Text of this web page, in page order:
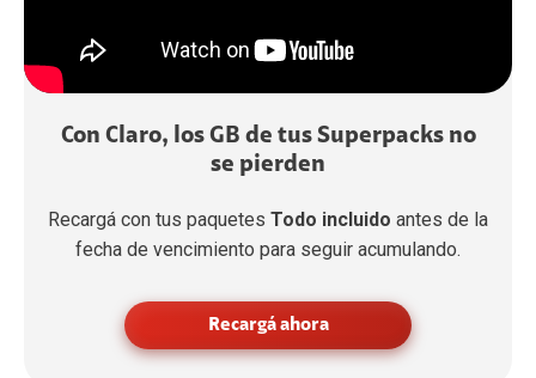
Con Claro, los GB de tus Superpacks no
se pierden
Recargá con tus paquetes Todo incluido antes de la
fecha de vencimiento para seguir acumulando.
Recargá ahora